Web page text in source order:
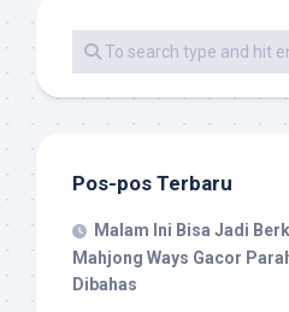
Pos-pos Terbaru
Malam Ini Bisa Jadi
Mahjong Ways Gacor
Dibahas